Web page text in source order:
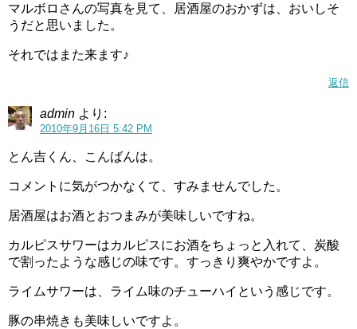
マルボロさんの写真を見て、居酒屋のおかずは、おいしそ
うだと思いました。
それではまた来ます♪
返信
admin より:
2010年9月16日 5:42 PM
とん吉くん、こんばんは。
コメントに気がつかなくて、すみませんでした。
居酒屋はお酒とおつまみが美味しいですね。
カルピスサワーはカルピスにお酒をちょっと入れて、炭酸
で割ったような感じの味です。すっきり爽やかですよ。
ライムサワーは、ライム味のチューハイという感じです。
豚の串焼きも美味しいですよ。